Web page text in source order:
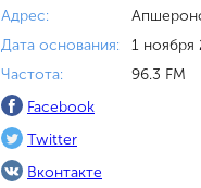
Адрес:
Дата основания:
1 ноября
Частота:
96.3 FM
Facebook
Twitter
Вконтакте